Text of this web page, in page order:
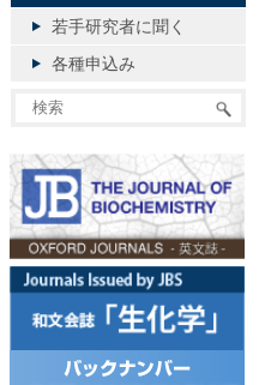
若手研究者に聞く
各種申込み